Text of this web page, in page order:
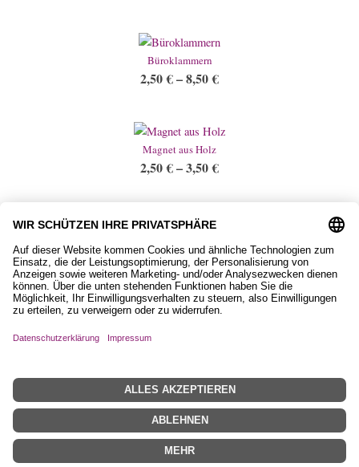
Büroklammern
2,50€–8,50€
Magnet aus Holz
2,50€–3,50€
11,90€
AGB
Widerrufsbelehrung
Zahlungs- und Versandinformationen
Vertrag widerrufen